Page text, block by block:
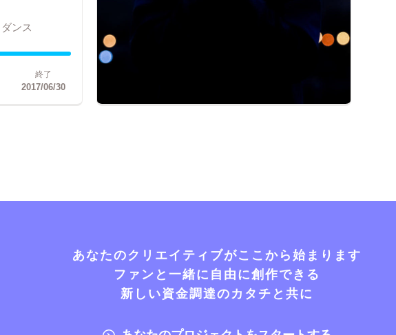
ンス
終了
2017/06/30
あなたのクリエイティブがここから始まります
ファンと一緒に自由に創作できる
新しい資金調達のカタチと共に